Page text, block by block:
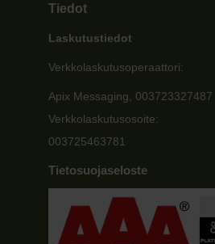
Tiedot
Laskutustiedot
Verkkolaskutusoperaattori:
Apix Messaging, 003723327487
Verkkolaskutusosoite:
003725463781
Tietosuojaseloste